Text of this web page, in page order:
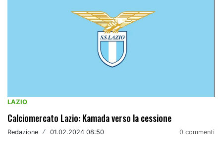
LAZIO
Calciomercato Lazio: Kamada verso la cessione
Redazione / 01.02.2024 08:50 0 commenti